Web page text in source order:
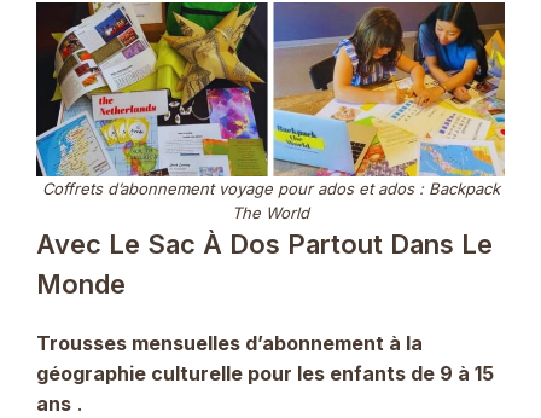
Coffrets d’abonnement voyage pour ados et ados : Backpack
The World
Avec Le Sac À Dos Partout Dans Le
Monde
Trousses mensuelles d’abonnement à la
géographie culturelle pour les enfants de 9 à 15
ans .